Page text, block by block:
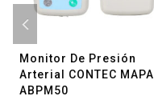
Monitor De Presión
Arterial CONTEC MAPA
ABPM50